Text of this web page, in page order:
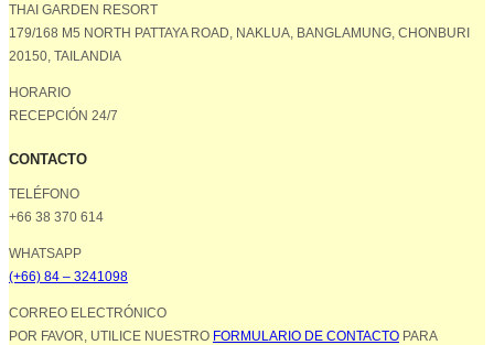
THAI GARDEN RESORT
179/168 M5 NORTH PATTAYA ROAD, NAKLUA, BANGLAMUNG, CHONBURI
20150, TAILANDIA
HORARIO
RECEPCIÓN 24/7
CONTACTO
TELÉFONO
+66 38 370 614
WHATSAPP
(+66) 84 – 3241098
CORREO ELECTRÓNICO
POR FAVOR, UTILICE NUESTRO FORMULARIO DE CONTACTO PARA